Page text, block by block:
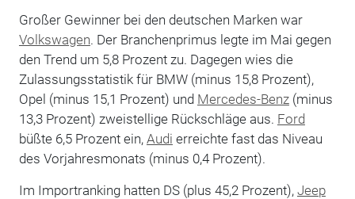
Großer Gewinner bei den deutschen Marken war
Volkswagen. Der Branchenprimus legte im Mai gegen
den Trend um 5,8 Prozent zu. Dagegen wies die
Zulassungsstatistik für BMW (minus 15,8 Prozent),
Opel (minus 15,1 Prozent) und Mercedes-Benz(minus
13,3 Prozent) zweistellige Rückschläge aus. Ford
büßte 6,5 Prozent ein, Audi erreichte fast das Niveau
des Vorjahresmonats (minus 0,4 Prozent).
Im Importranking hatten DS (plus 45,2 Prozent), Jeep